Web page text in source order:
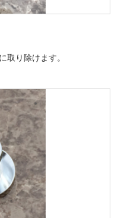
取り除けます。